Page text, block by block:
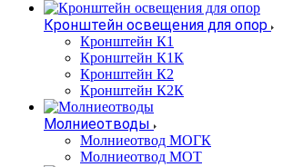
Кронштейн освещения для опор
Кронштейн К1
Кронштейн К1К
Кронштейн К2
Кронштейн К2К
Молниеотводы
Молниеотвод МОГК
Молниеотвод МОТ